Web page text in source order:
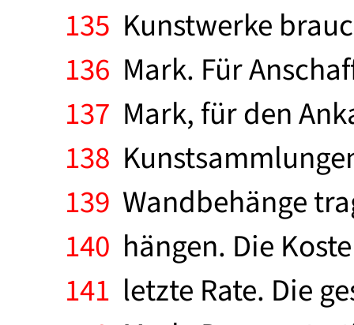
135 Kunstwerke
136 Mark. Für
137 Mark, für den
138
139 Wandbehänge
140 hängen. Die
141 letzte Rate. Die